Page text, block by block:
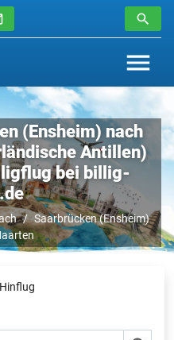
(Ensheim) nach
Antillen)
bei billig-
Saarbrücken (Ensheim)